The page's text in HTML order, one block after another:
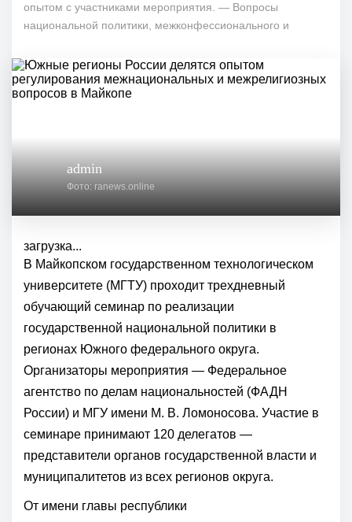
опытом с участниками мероприятия. — Вопросы
национальной политики, межконфессионального и
admin
Фото: ranews.online
загрузка...
В Майкопском государственном технологическом
университете (МГТУ) проходит трехдневный
обучающий семинар по реализации
государственной национальной политики в
регионах Южного федерального округа.
Организаторы мероприятия — Федеральное
агентство по делам национальностей (ФАДН
России) и МГУ имени М. В. Ломоносова. Участие в
семинаре принимают 120 делегатов —
представители органов государственной власти и
муниципалитетов из всех регионов округа.
От имени главы республики